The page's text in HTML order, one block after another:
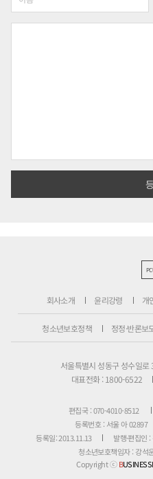
회사소개 윤리강령 개
청소년보호정책 정정·반론보
서울특별시 성동구 성수일
대표전화 : 1800-6522
편집국 : 070-4010-8512
등록번호 : 서울 아 02897
등록일: 2013.11.13
발행·편집인
청소년보호책임자 : 강석
Copyright ⓒB